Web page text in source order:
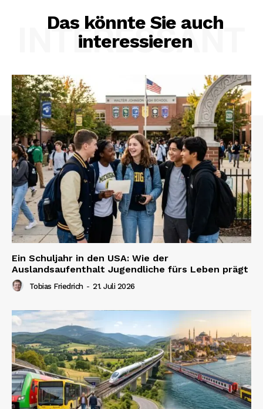
Das könnte Sie auch
interessieren
INTERESSANT
Ein Schuljahr in den USA: Wie der
Auslandsaufenthalt Jugendliche fürs Leben prägt
Tobias Friedrich - 21. Juli 2026